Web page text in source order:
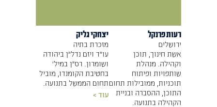
רעות פרנקל
ירושלים
אשת חינוך, תוכן
וקהילה. מנהלת
שותפויות ופיתוח
תוכניות, ממובילות תחום
התוכן, ההסברה ובניית
הקהילה בתנועה.
יצחקי גליק
מזכרת בתיה
עו״ד ויזם נדל״ן ביהודה
ושומרון. רס"ן במיל'
בחטיבת הקומנדו, מוביל
תחום הממשל בתנועה.
עוד >